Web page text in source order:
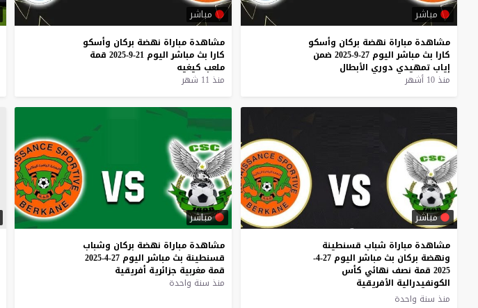
مباشر
مشاهدة مباراة نهضة بركان وأسكو
كارا بث مباشر اليوم 27-9-2025
ضمن
إياب تمهيدي دوري الأبطال
منذ 10 أشهر
مباشر
مشاهدة مباراة نهضة بركان وأسكو
كارا بث مباشر اليوم 21-9-2025
قمة
ملعب كيغيه
منذ 11 شهر
مباشر
مشاهدة مباراة شباب قسنطينة
ونهضة بركان بث مباشر اليوم 27-4-
2025 قمة نصف نهائي كأس
الكونفيدرالية الأفريقية
منذ سنة واحدة
مباشر
مشاهدة مباراة نهضة بركان وشباب
قسنطينة بث مباشر اليوم 27-4-2025
قمة مغربية جزائرية أفريقية
منذ سنة واحدة